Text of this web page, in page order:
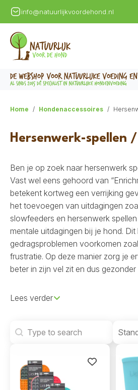
info@natuurlijkvoordehond.nl
Home Hondenaccessoires
Hersenwerk-spellen
Ben je op zoek naar hersenwerk
Vast wel eens gehoord van
betekent kortweg een verrijking
het toevoegen van uitdagingen
slowfeeders en hersenwerk
mentale uitdagingen bij je hond. Dit
gedragsproblemen voorkomen
frustratie. Op deze manier zorg je
beter in zijn vel zit en dus gezonder
Lees verder
Search